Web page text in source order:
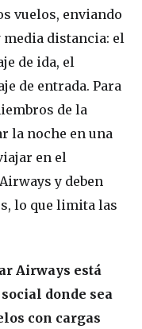
vuelos, enviando
media distancia: el
de ida, el
de entrada. Para
de la
la noche en una
en el
y deben
lo que limita las
Airways está
donde sea
con cargas